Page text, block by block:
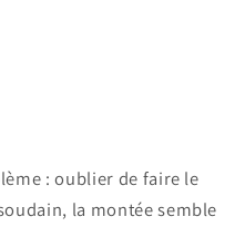
: oublier de faire le
la montée semble